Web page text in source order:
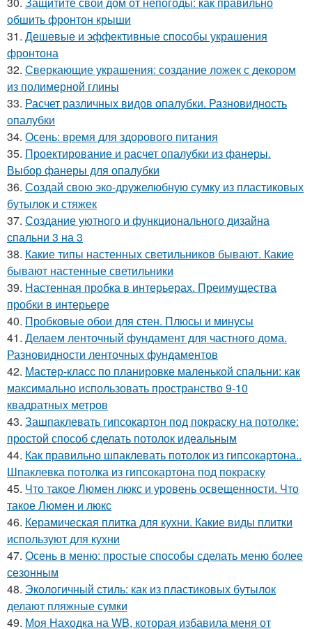
обшить фронтон крыши
31. Дешевые и эффективные способы украшения
фронтона
32. Сверкающие украшения: создание ложек с декором
из полимерной глины
33. Расчет различных видов опалубки. Разновидность
опалубки
34. Осень: время для здорового питания
35. Проектирование и расчет опалубки из фанеры.
Выбор фанеры для опалубки
36. Создай свою эко-дружелюбную сумку из пластиковых
бутылок и стяжек
37. Создание уютного и функционального дизайна
спальни 3 на 3
38. Какие типы настенных светильников бывают. Какие
бывают настенные светильники
39. Настенная пробка в интерьерах. Преимущества
пробки в интерьере
40. Пробковые обои для стен. Плюсы и минусы
41. Делаем ленточный фундамент для частного дома.
Разновидности ленточных фундаментов
42. Мастер-класс по планировке маленькой спальни: как
максимально использовать пространство 9-10
квадратных метров
43. Зашпаклевать гипсокартон под покраску на потолке:
простой способ сделать потолок идеальным
44. Как правильно шпаклевать потолок из гипсокартона..
Шпаклевка потолка из гипсокартона под покраску
45. Что такое Люмен люкс и уровень освещенности. Что
такое Люмен и люкс
46. Керамическая плитка для кухни. Какие виды плитки
используют для кухни
47. Осень в меню: простые способы сделать меню более
сезонным
48. Экологичный стиль: как из пластиковых бутылок
делают пляжные сумки
49. Моя Находка на WB, которая избавила меня от